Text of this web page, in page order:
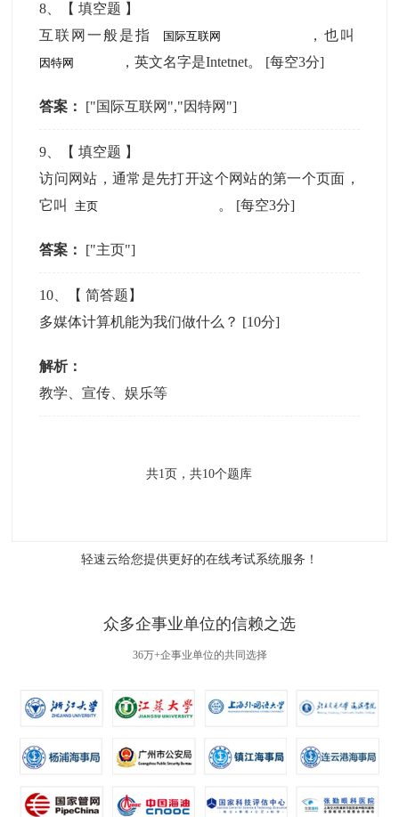
8 、【填空题 】
互联网一般是指
，也叫
，英文名字是Intetnet。 [每空3分]
答案： ["国际互联网","因特网"]
9 、【填空题 】
访问网站，通常是先打开这个网站的第一个页面，
它叫
。 [每空3分]
答案： ["主页"]
10 、【简答题 】
多媒体计算机能为我们做什么？ [10分]
解析：
教学、宣传、娱乐等
共1页，共10个题库
轻速云给您提供更好的在线考试系统服务！
众多企事业单位的信赖之选
36万+企事业单位的共同选择